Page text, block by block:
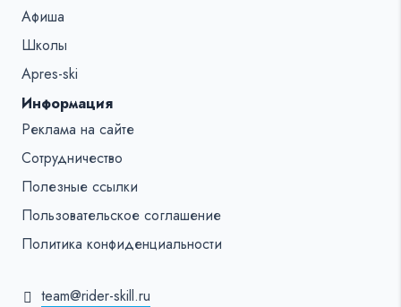
Афиша
Школы
Apres-ski
Информация
Реклама на сайте
Сотрудничество
Полезные ссылки
Пользовательское соглашение
Политика конфиденциальности
team@rider-skill.ru